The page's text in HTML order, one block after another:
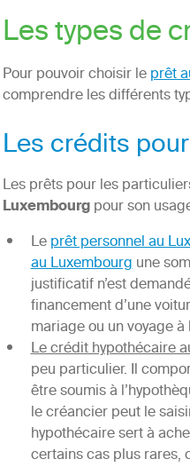
Les types de
Pour pouvoir choisir leprêt
comprendre les différents
Les crédits
Les prêts pour les
Luxembourgpour son
Leprêt personnel au
au Luxembourgune
justificatif n’est
financement d’une
mariage ou un voyage à
Le crédit hypothécaire
peu particulier. Il
être soumis à
le créancier peut le
hypothécaire sert à
certains cas plus rares,